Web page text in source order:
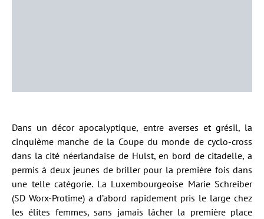
Dans un décor apocalyptique, entre averses et grésil, la
cinquième manche de la Coupe du monde de cyclo-cross
dans la cité néerlandaise de Hulst, en bord de citadelle, a
permis à deux jeunes de briller pour la première fois dans
une telle catégorie. La Luxembourgeoise Marie Schreiber
(SD Worx-Protime) a d’abord rapidement pris le large chez
les élites femmes, sans jamais lâcher la première place